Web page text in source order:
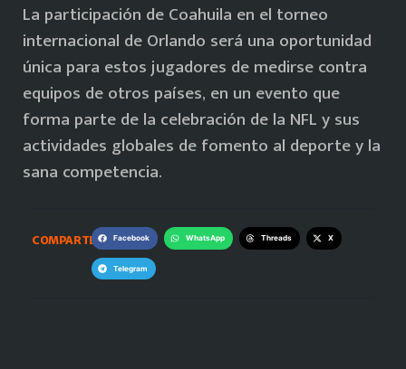
La participación de Coahuila en el torneo
internacional de Orlando será una oportunidad
única para estos jugadores de medirse contra
equipos de otros países, en un evento que
forma parte de la celebración de la NFL y sus
actividades globales de fomento al deporte y la
sana competencia.
COMPARTE: Facebook WhatsApp Threads X
Telegram